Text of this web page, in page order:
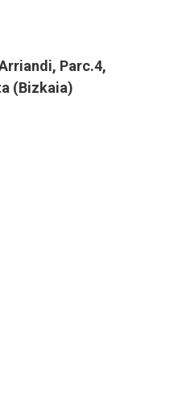
Parc.4,
(Bizkaia)